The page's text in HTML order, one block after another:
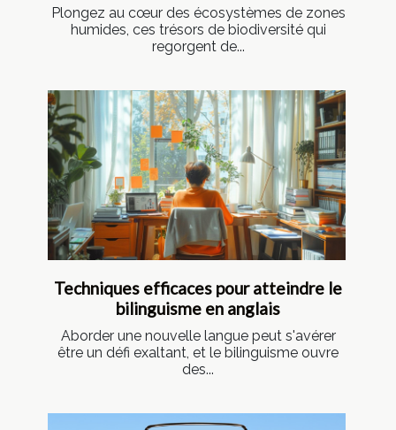
Plongez au cœur des écosystèmes de zones
humides, ces trésors de biodiversité qui
regorgent de...
Techniques efficaces pour atteindre le
bilinguisme en anglais
Aborder une nouvelle langue peut s'avérer
être un défi exaltant, et le bilinguisme ouvre
des...